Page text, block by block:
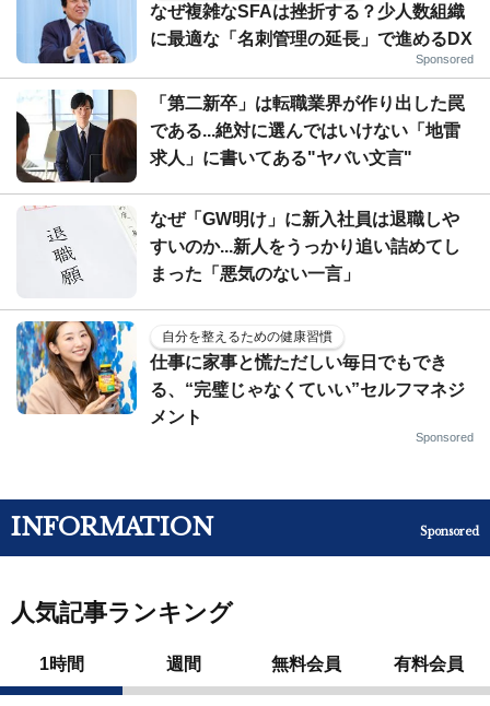
なぜ複雑なSFAは挫折する？少人数組織
に最適な「名刺管理の延長」で進めるDX
Sponsored
「第二新卒」は転職業界が作り出した罠
である...絶対に選んではいけない「地雷
求人」に書いてある"ヤバい文言"
なぜ「GW明け」に新入社員は退職しや
すいのか...新人をうっかり追い詰めてし
まった「悪気のない一言」
自分を整えるための健康習慣
仕事に家事と慌ただしい毎日でもでき
る、“完璧じゃなくていい”セルフマネジ
メント
Sponsored
INFORMATION Sponsored
人気記事ランキング
1時間 週間 無料会員 有料会員